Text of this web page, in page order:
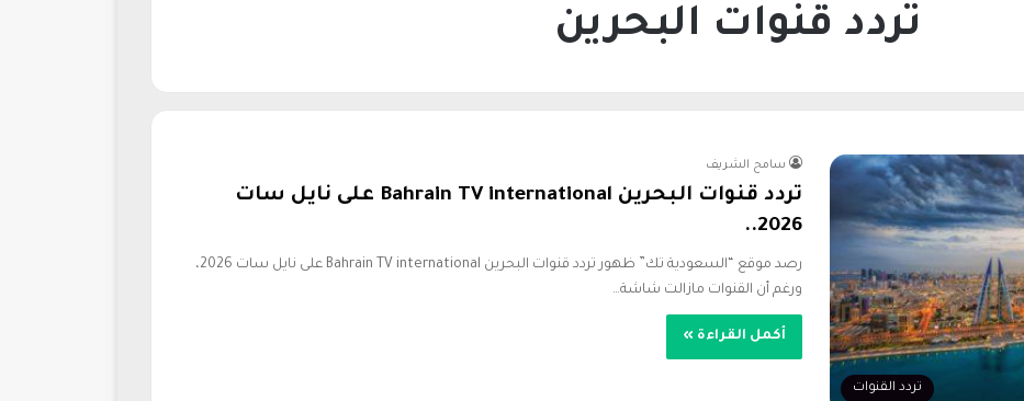
تردد قنوات البحرين
تردد القنوات
سامح الشريف
تردد قنوات البحرين Bahrain TV international على نايل سات
2026..
رصد موقع “السعودية تك” ظهور تردد قنوات البحرين Bahrain TV international على نايل سات 2026،
ورغم أن القنوات مازالت شاشة…
أكمل القراءة »